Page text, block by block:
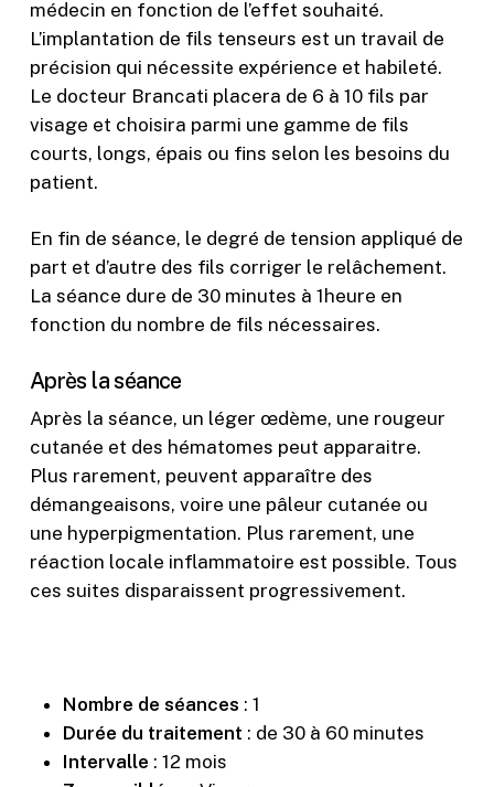
médecin en fonction de l’effet souhaité.
L’implantation de fils tenseurs est un travail de
précision qui nécessite expérience et habileté.
Le docteur Brancati placera de 6 à 10 fils par
visage et choisira parmi une gamme de fils
courts, longs, épais ou fins selon les besoins du
patient.
En fin de séance, le degré de tension appliqué de
part et d’autre des fils corriger le relâchement.
La séance dure de 30 minutes à 1heure en
fonction du nombre de fils nécessaires.
Après la séance
Après la séance, un léger œdème, une rougeur
cutanée et des hématomes peut apparaitre.
Plus rarement, peuvent apparaître des
démangeaisons, voire une pâleur cutanée ou
une hyperpigmentation. Plus rarement, une
réaction locale inflammatoire est possible. Tous
ces suites disparaissent progressivement.
Nombre de séances : 1
Durée du traitement : de 30 à 60 minutes
Intervalle : 12 mois